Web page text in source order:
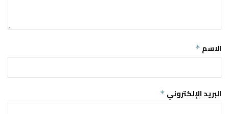
الاسم *
البريد الإلكتروني *